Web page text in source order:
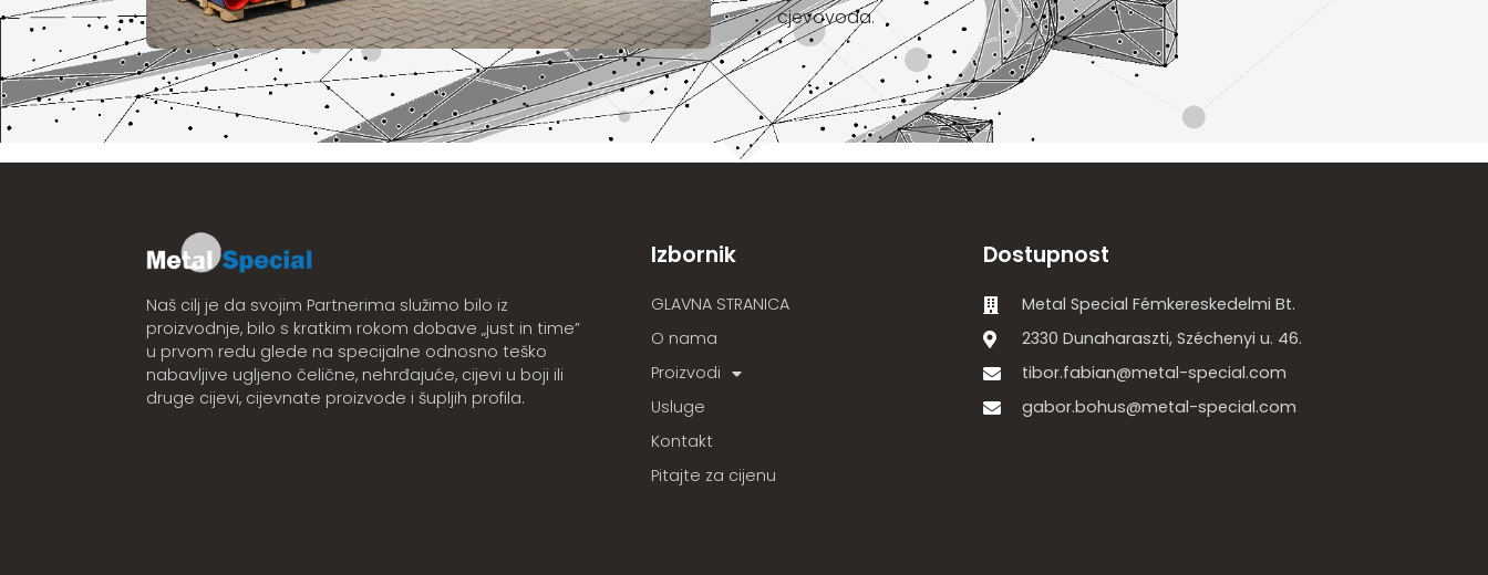
cjevovoda.
Naš cilj je da svojim Partnerima služimo bilo iz
proizvodnje, bilo s kratkim rokom dobave „just in time”
u prvom redu glede na specijalne odnosno teško
nabavljive ugljeno čelične, nehrđajuće, cijevi u boji ili
druge cijevi, cijevnate proizvode i šupljih profila.
Izbornik
GLAVNA STRANICA
O nama
Proizvodi
Usluge
Kontakt
Pitajte za cijenu
Dostupnost
Metal Special Fémkereskedelmi Bt.
2330 Dunaharaszti, Széchenyi u. 46.
tibor.fabian@metal-special.com
gabor.bohus@metal-special.com